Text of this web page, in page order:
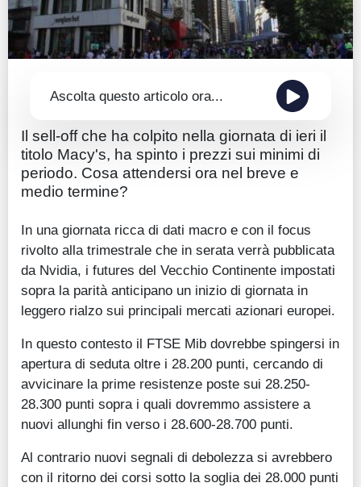
Ascolta questo articolo ora...
Il sell-off che ha colpito nella giornata di ieri il
titolo Macy's, ha spinto i prezzi sui minimi di
periodo. Cosa attendersi ora nel breve e
medio termine?
In una giornata ricca di dati macro e con il focus
rivolto alla trimestrale che in serata verrà pubblicata
da Nvidia, i futures del Vecchio Continente impostati
sopra la parità anticipano un inizio di giornata in
leggero rialzo sui principali mercati azionari europei.
In questo contesto il FTSE Mib dovrebbe spingersi in
apertura di seduta oltre i 28.200 punti, cercando di
avvicinare la prime resistenze poste sui 28.250-
28.300 punti sopra i quali dovremmo assistere a
nuovi allunghi fin verso i 28.600-28.700 punti.
Al contrario nuovi segnali di debolezza si avrebbero
con il ritorno dei corsi sotto la soglia dei 28.000 punti